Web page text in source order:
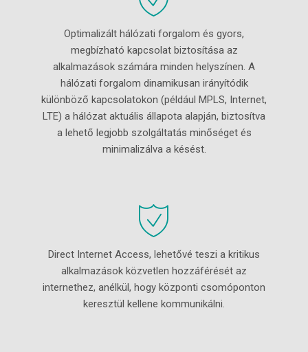
Optimalizált hálózati forgalom és gyors,
megbízható kapcsolat biztosítása az
alkalmazások számára minden helyszínen. A
hálózati forgalom dinamikusan irányítódik
különböző kapcsolatokon (például MPLS, Internet,
LTE) a hálózat aktuális állapota alapján, biztosítva
a lehető legjobb szolgáltatás minőséget és
minimalizálva a késést.
Direct Internet Access, lehetővé teszi a kritikus
alkalmazások közvetlen hozzáférését az
internethez, anélkül, hogy központi csomóponton
keresztül kellene kommunikálni.